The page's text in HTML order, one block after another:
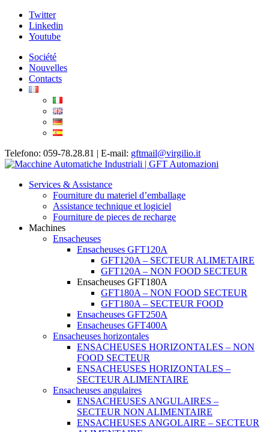
Twitter
Linkedin
Youtube
Société
Nouvelles
Contacts
Telefono: 059-78.28.81 | E-mail: gftmail@virgilio.it
Services & Assistance
Fourniture du materiel d’emballage
Assistance technique et logiciel
Fourniture de pieces de recharge
Machines
Ensacheuses
Ensacheuses GFT120A
GFT120A – SECTEUR ALIMETAIRE
GFT120A – NON FOOD SECTEUR
Ensacheuses GFT180A
GFT180A – NON FOOD SECTEUR
GFT180A – SECTEUR FOOD
Ensacheuses GFT250A
Ensacheuses GFT400A
Ensacheuses horizontales
ENSACHEUSES HORIZONTALES – NON
FOOD SECTEUR
ENSACHEUSES HORIZONTALES –
SECTEUR ALIMENTAIRE
Ensacheuses angulaires
ENSACHEUSES ANGULAIRES –
SECTEUR NON ALIMENTAIRE
ENSACHEUSES ANGOLAIRE – SECTEUR